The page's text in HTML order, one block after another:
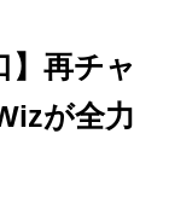
】再チャ
が全力